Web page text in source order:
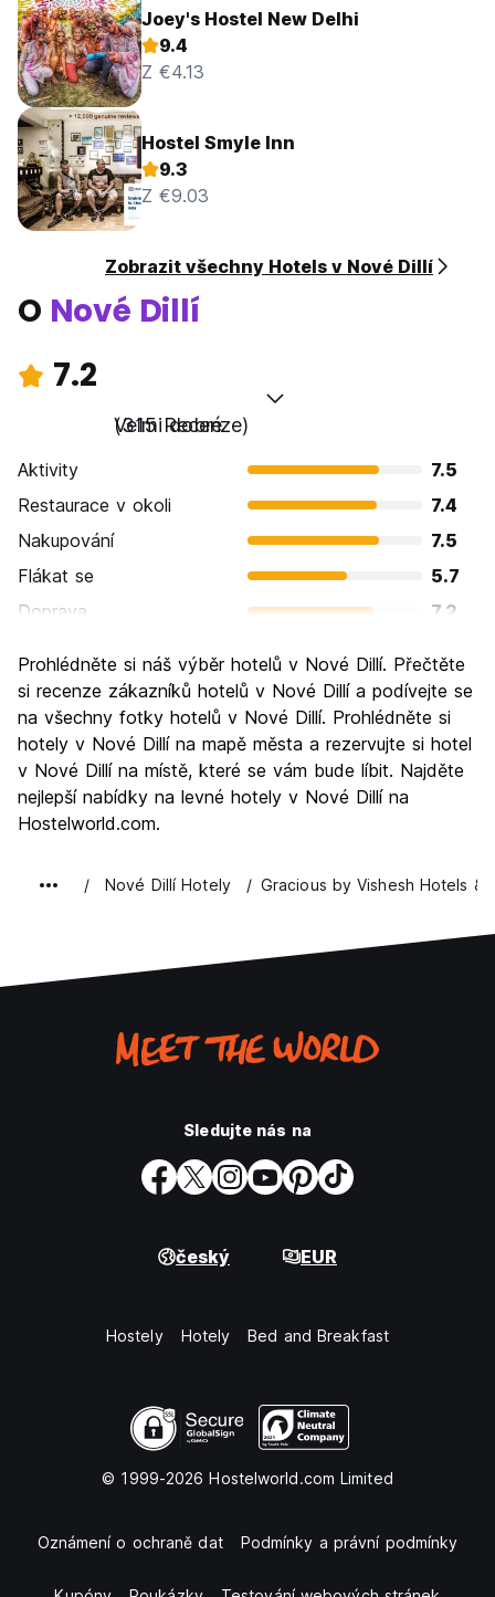
Joey's Hostel New Delhi
9.4
Z €4.13
Hostel Smyle Inn
9.3
Z €9.03
Zobrazit všechny Hotels v Nové Dillí
O Nové Dillí
7.2
Velmi dobré
(315 Recenze)
Aktivity
7.5
Restaurace v okoli
7.4
Nakupování
7.5
Flákat se
5.7
Doprava
7.2
Kultura
7.9
Noční život
6.1
Hodnota za peníze
7.4
Prohlédněte si náš výběr hotelů v Nové Dillí. Přečtěte
si recenze zákazníků hotelů v Nové Dillí a podívejte se
na všechny fotky hotelů v Nové Dillí. Prohlédněte si
hotely v Nové Dillí na mapě města a rezervujte si hotel
v Nové Dillí na místě, které se vám bude líbit. Najděte
nejlepší nabídky na levné hotely v Nové Dillí na
Hostelworld.com.
Nové Dillí Hotely Gracious by Vishesh Hotels &
Sledujte nás na
český EUR
Hostely Hotely Bed and Breakfast
© 1999-2026 Hostelworld.com Limited
Oznámení o ochraně dat Podmínky a právní podmínky